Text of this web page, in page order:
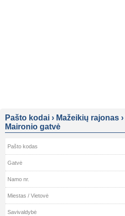
Pašto kodai › Mažeikių rajonas ›
Maironio gatvė